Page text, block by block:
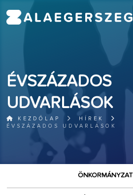
ÉVSZÁZADOS
UDVARLÁSOK
KEZDŐLAP
HÍREK
ÉVSZÁZADOS UDVARLÁSOK
ÖNKORMÁNYZAT